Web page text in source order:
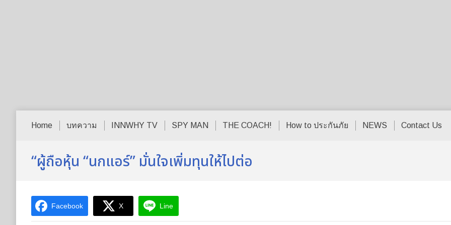
Home บทความ INNWHY TV SPY MAN THE COACH! How to ประกันภัย NEWS Contact Us
“ผู้ถือหุ้น “นกแอร์” มั่นใจเพิ่มทุนให้ไปต่อ
Facebook X Line